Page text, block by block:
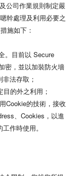
公司作業規則制定嚴
幹處理及利用必要之
措施如下：
。目前以 Secure
密，並以加裝防火墻
法存取；
的外之利用；
Cookie的技術，接收
、Cookies，以進
作時使用。